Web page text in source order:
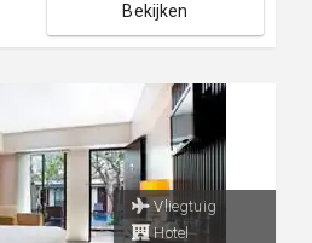
Bekijken
Vliegtuig
Hotel